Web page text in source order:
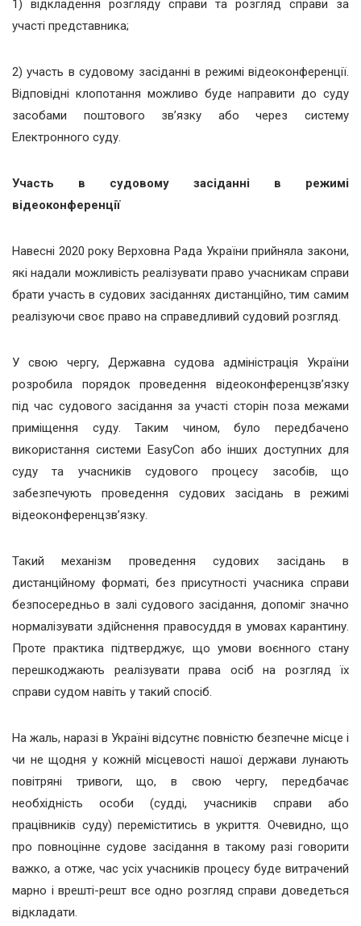
1) відкладення розгляду справи та розгляд справи за
участі представника;
2) участь в судовому засіданні в режимі відеоконференції.
Відповідні клопотання можливо буде направити до суду
засобами поштового зв’язку або через систему
Електронного суду.
Участь в судовому засіданні в режимі
відеоконференції
Навесні 2020 року Верховна Рада України прийняла закони,
які надали можливість реалізувати право учасникам справи
брати участь в судових засіданнях дистанційно, тим самим
реалізуючи своє право на справедливий судовий розгляд.
У свою чергу, Державна судова адміністрація України
розробила порядок проведення відеоконференцзв’язку
під час судового засідання за участі сторін поза межами
приміщення суду. Таким чином, було передбачено
використання системи EasyCon або інших доступних для
суду та учасників судового процесу засобів, що
забезпечують проведення судових засідань в режимі
відеоконференцзв’язку.
Такий механізм проведення судових засідань в
дистанційному форматі, без присутності учасника справи
безпосередньо в залі судового засідання, допоміг значно
нормалізувати здійснення правосуддя в умовах карантину.
Проте практика підтверджує, що умови воєнного стану
перешкоджають реалізувати права осіб на розгляд їх
справи судом навіть у такий спосіб.
На жаль, наразі в Україні відсутнє повністю безпечне місце і
чи не щодня у кожній місцевості нашої держави лунають
повітряні тривоги, що, в свою чергу, передбачає
необхідність особи (судді, учасників справи або
працівників суду) переміститись в укриття. Очевидно, що
про повноцінне судове засідання в такому разі говорити
важко, а отже, час усіх учасників процесу буде витрачений
марно і врешті-решт все одно розгляд справи доведеться
відкладати.